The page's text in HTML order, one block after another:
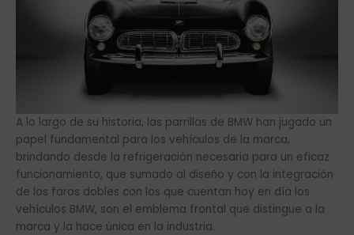
A lo largo de su historia, las parrillas de BMW han jugado un
papel fundamental para los vehículos de la marca,
brindando desde la refrigeración necesaria para un eficaz
funcionamiento, que sumado al diseño y con la integración
de los faros dobles con los que cuentan hoy en día los
vehículos BMW, son el emblema frontal que distingue a la
marca y la hace única en la industria.